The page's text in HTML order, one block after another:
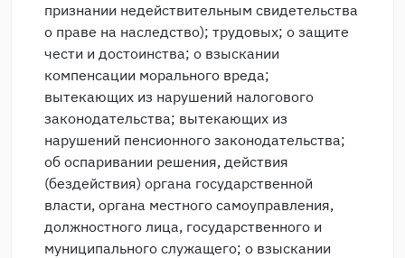
признании недействительным свидетельства
о праве на наследство); трудовых; о защите
чести и достоинства; о взыскании
компенсации морального вреда;
вытекающих из нарушений налогового
законодательства; вытекающих из
нарушений пенсионного законодательства;
об оспаривании решения, действия
(бездействия) органа государственной
власти, органа местного самоуправления,
должностного лица, государственного и
муниципального служащего; о взыскании